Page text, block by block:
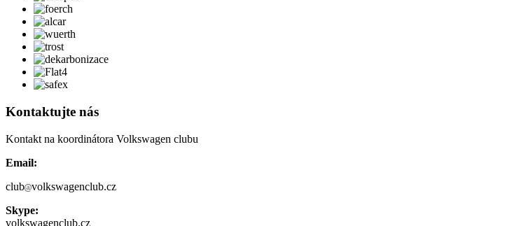
Kontaktujte nás
Kontakt na koordinátora Volkswagen clubu
Email:
club volkswagenclub.cz
Skype:
volkswagenclub.cz